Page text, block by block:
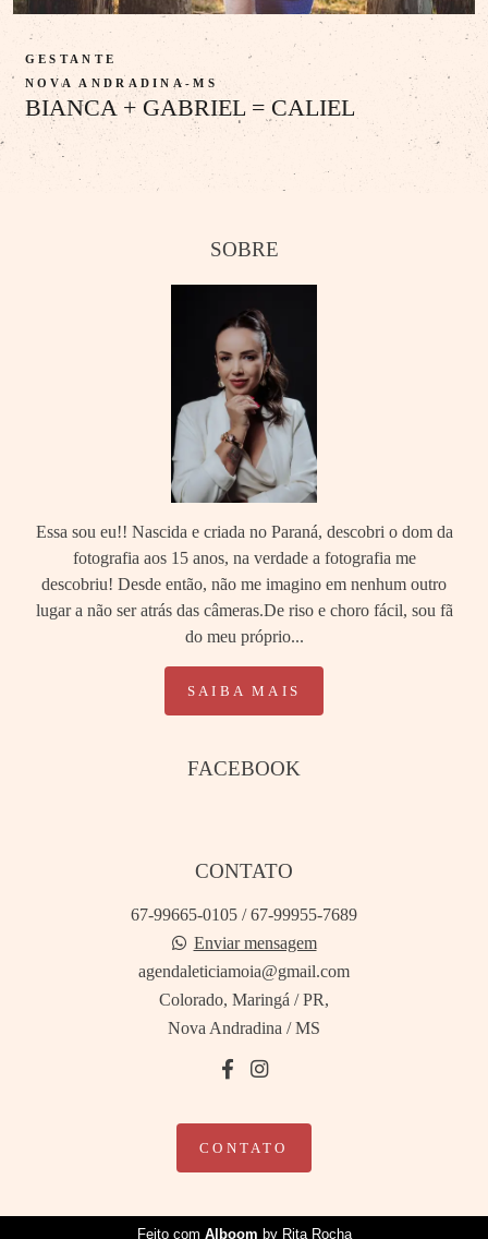
BIANCA + GABRIEL = CALIEL
GESTANTE
NOVA ANDRADINA-MS
SOBRE
Essa sou eu!! Nascida e criada no Paraná, descobri o dom da
fotografia aos 15 anos, na verdade a fotografia me
descobriu! Desde então, não me imagino em nenhum outro
lugar a não ser atrás das câmeras.De riso e choro fácil, sou fã
do meu próprio...
SAIBA MAIS
FACEBOOK
CONTATO
67-99665-0105 / 67-99955-7689
Enviar mensagem
agendaleticiamoia@gmail.com
Colorado, Maringá / PR,
Nova Andradina / MS
CONTATO
Feito com Alboom by Rita Rocha